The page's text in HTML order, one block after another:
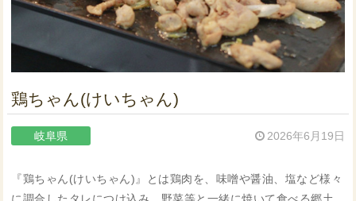
鶏ちゃん(けいちゃん)
岐阜県 2026年6月19日
『鶏ちゃん(けいちゃん)』とは鶏肉を、味噌や醤油、塩など様々